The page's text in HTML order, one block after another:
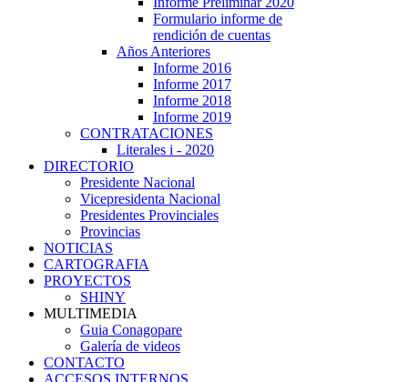
Formulario informe de
rendición de cuentas
Años Anteriores
Informe 2016
Informe 2017
Informe 2018
Informe 2019
CONTRATACIONES
Literales i - 2020
DIRECTORIO
Presidente Nacional
Vicepresidenta Nacional
Presidentes Provinciales
Provincias
NOTICIAS
CARTOGRAFIA
PROYECTOS
SHINY
MULTIMEDIA
Guia Conagopare
Galería de videos
CONTACTO
ACCESOS INTERNOS